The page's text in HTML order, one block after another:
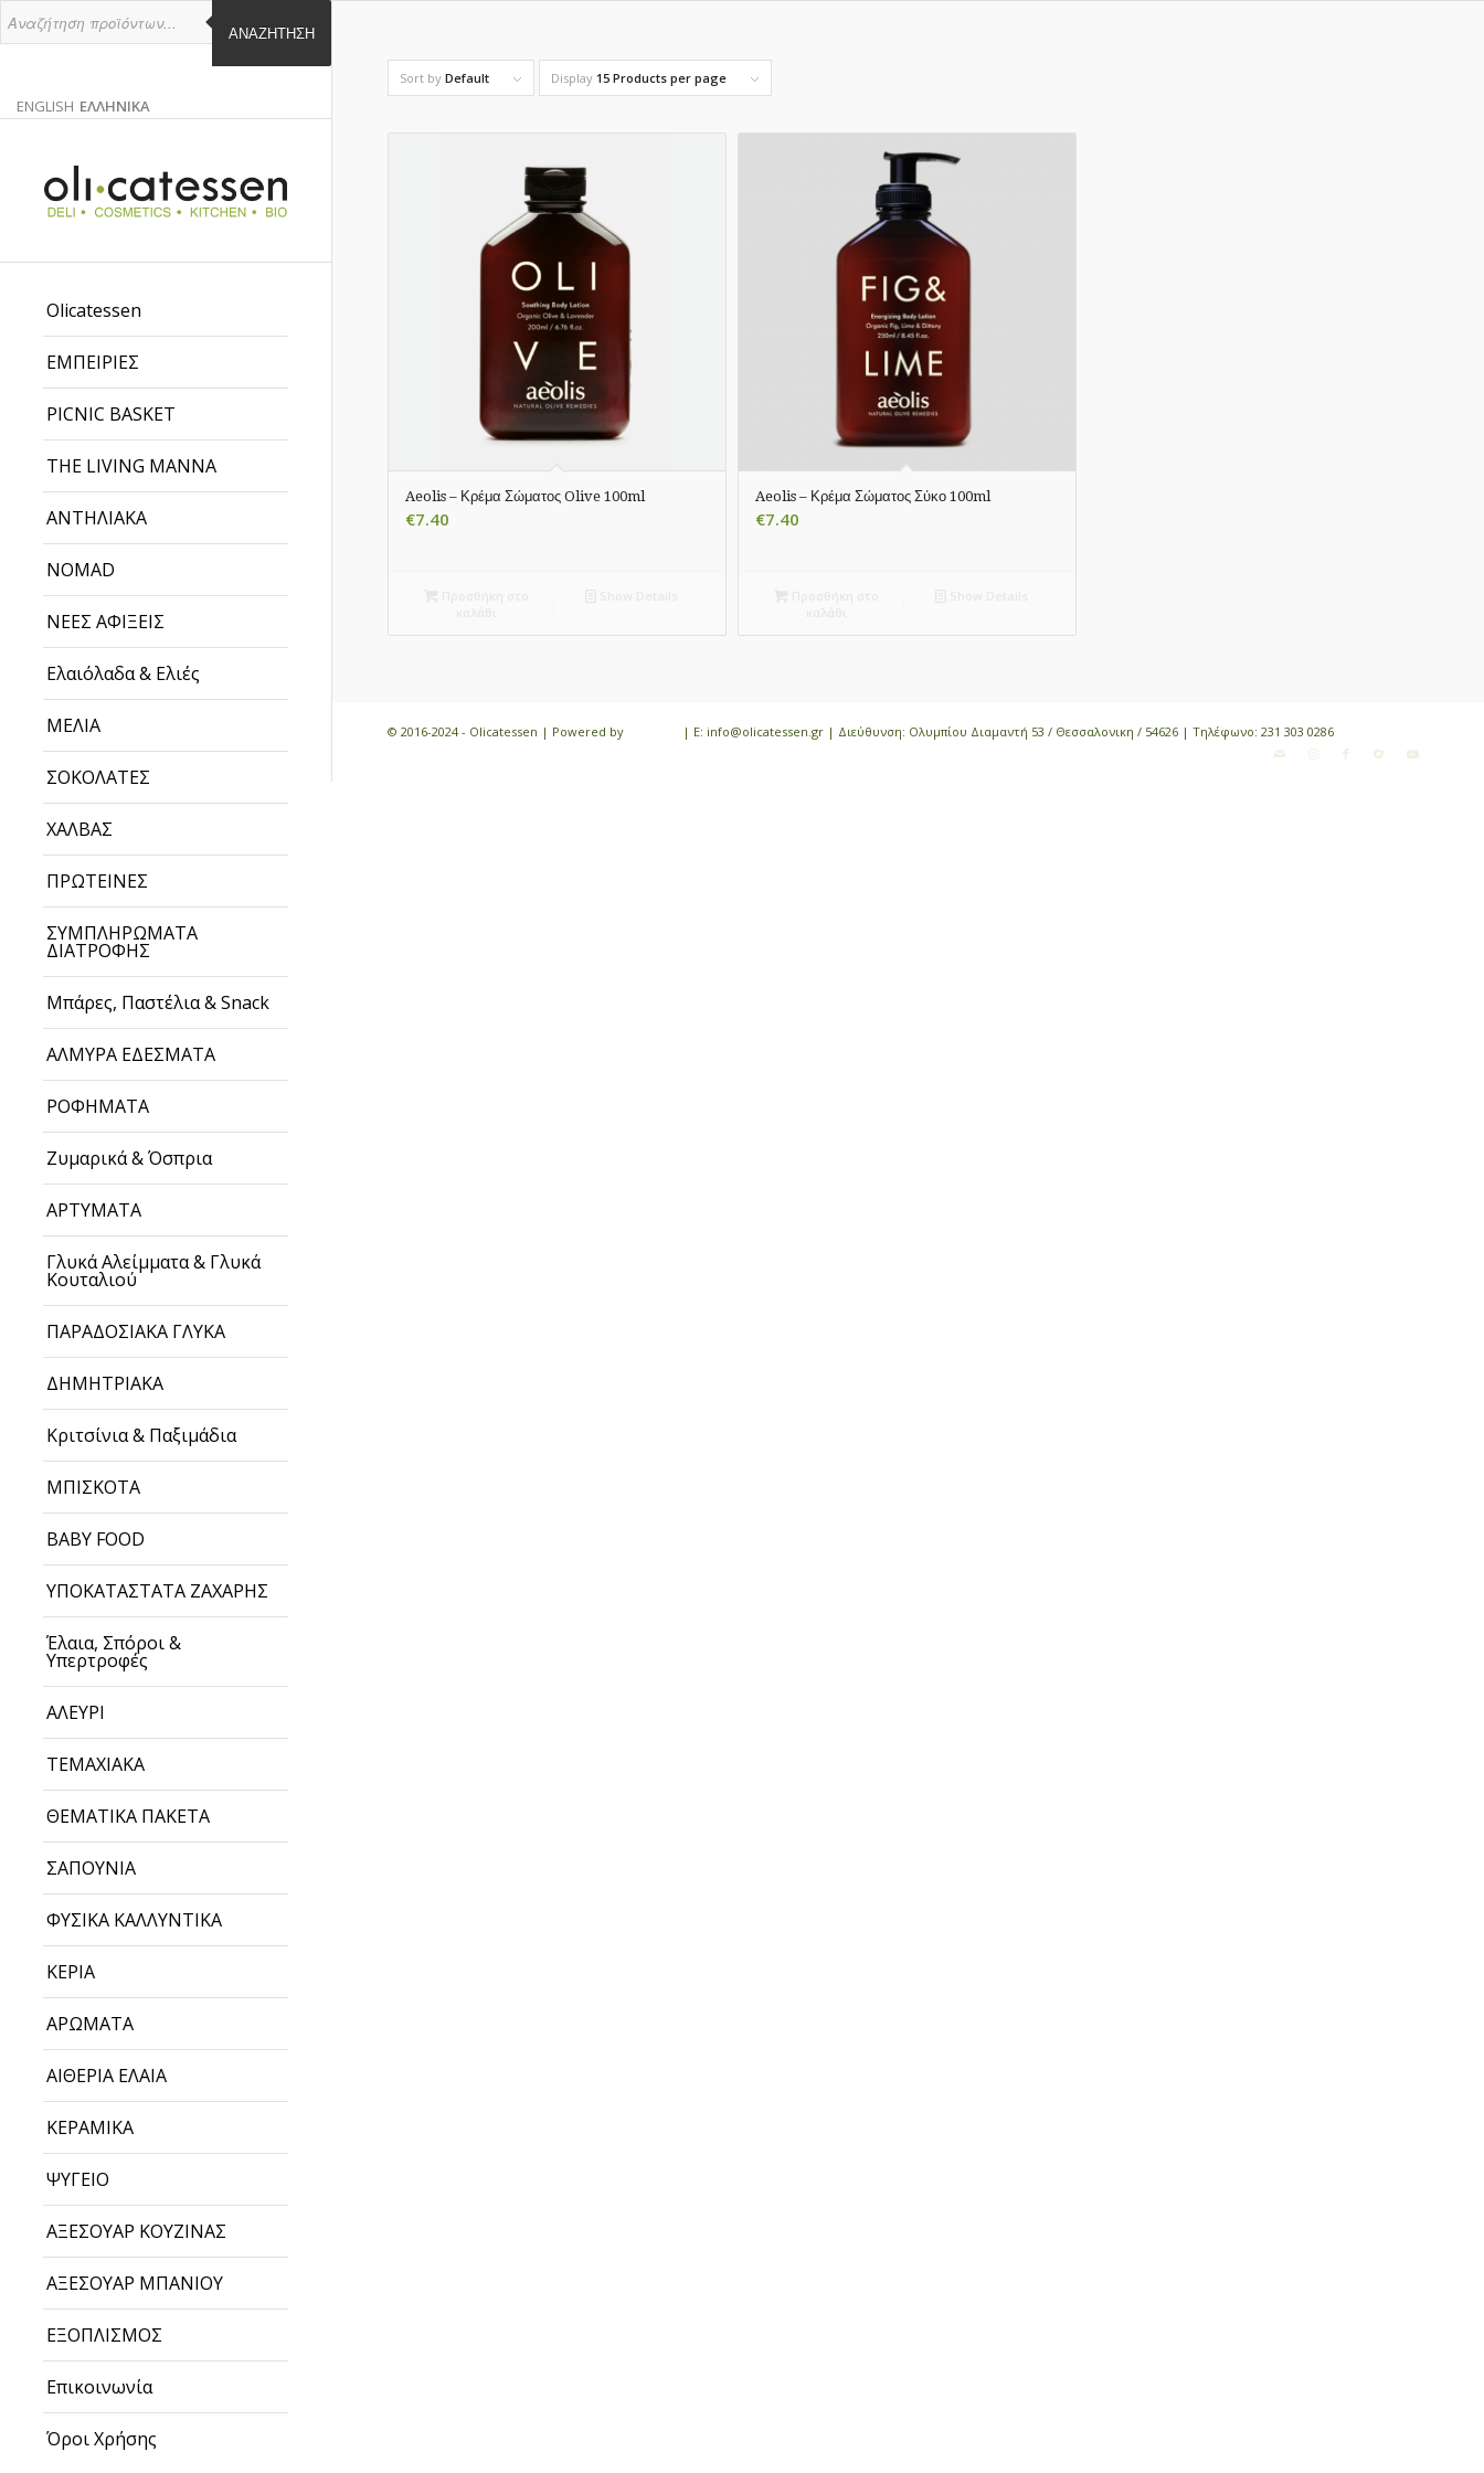
ΑΝΑΖΉΤΗΣΗ
ENGLISH ΕΛΛΗΝΙΚΑ
EL
Olicatessen
ΕΜΠΕΙΡΙΕΣ
PICNIC BASKET
THE LIVING MANNA
ΑΝΤΗΛΙΑΚΑ
NOMAD
ΝΕΕΣ ΑΦΙΞΕΙΣ
Ελαιόλαδα & Ελιές
ΜΕΛΙΑ
ΣΟΚΟΛΑΤΕΣ
ΧΑΛΒΑΣ
ΠΡΩΤΕΙΝΕΣ
ΣΥΜΠΛΗΡΩΜΑΤΑ
ΔΙΑΤΡΟΦΗΣ
Μπάρες, Παστέλια & Snack
ΑΛΜΥΡΑ ΕΔΕΣΜΑΤΑ
ΡΟΦΗΜΑΤΑ
Ζυμαρικά & Όσπρια
ΑΡΤΥΜΑΤΑ
Γλυκά Αλείμματα & Γλυκά
Κουταλιού
ΠΑΡΑΔΟΣΙΑΚΑ ΓΛΥΚΑ
ΔΗΜΗΤΡΙΑΚΑ
Κριτσίνια & Παξιμάδια
ΜΠΙΣΚΟΤΑ
BABY FOOD
ΥΠΟΚΑΤΑΣΤΑΤΑ ΖΑΧΑΡΗΣ
Έλαια, Σπόροι &
Υπερτροφές
ΑΛΕΥΡΙ
ΤΕΜΑΧΙΑΚΑ
ΘΕΜΑΤΙΚΑ ΠΑΚΕΤΑ
ΣΑΠΟΥΝΙΑ
ΦΥΣΙΚΑ ΚΑΛΛΥΝΤΙΚΑ
ΚΕΡΙΑ
ΑΡΩΜΑΤΑ
ΑΙΘΕΡΙΑ ΕΛΑΙΑ
ΚΕΡΑΜΙΚΑ
ΨΥΓΕΙΟ
ΑΞΕΣΟΥΑΡ ΚΟΥΖΙΝΑΣ
ΑΞΕΣΟΥΑΡ ΜΠΑΝΙΟΥ
ΕΞΟΠΛΙΣΜΟΣ
Επικοινωνία
Όροι Χρήσης
Sort by Default Display 15 Products per page
Aeolis – Κρέμα Σώματος Olive 100ml
€7.40
Aeolis – Κρέμα Σώματος Σύκο 100ml
€7.40
© 2016-2024 - Olicatessen | Powered by | E: info@olicatessen.gr | Διεύθυνση: Ολυμπίου Διαμαντή 53 / Θεσσαλονικη / 54626 | Τηλέφωνο: 231 303 0286